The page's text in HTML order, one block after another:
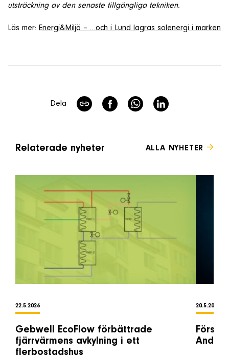
utsträckning av den senaste tillgängliga tekniken.
Läs mer: Energi&Miljö – …och i Lund lagras solenergi i marken
Dela
Relaterade nyheter ALLA NYHETER
22.5.2026
Gebwell EcoFlow förbättrade
fjärrvärmens avkylning i ett
flerbostadshus
20.5.2026